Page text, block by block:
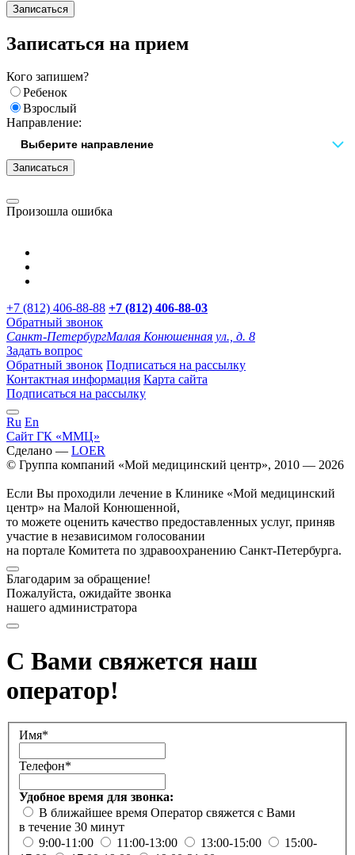
Записаться
Записаться на прием
Кого запишем?
Ребенок
Взрослый
Направление:
Записаться
Произошла ошибка
+7 (812) 406-88-88 +7 (812) 406-88-03
Обратный звонок
Санкт-ПетербургМалая Конюшенная ул., д. 8
Задать вопрос
Обратный звонок Подписаться на рассылку
Контактная информация Карта сайта
Подписаться на рассылку
Ru En
Сайт ГК «ММЦ»
Сделано — LOER
© Группа компаний «Мой медицинский центр», 2010 — 2026
Если Вы проходили лечение в Клинике «Мой медицинский
центр» на Малой Конюшенной,
то можете оценить качество предоставленных услуг, приняв
участие в независимом голосовании
на портале Комитета по здравоохранению Санкт-Петербурга.
Благодарим за обращение!
Пожалуйста, ожидайте звонка
нашего администратора
С Вами свяжется наш
оператор!
Имя*
Телефон*
Удобное время для звонка:
В ближайшее время Оператор свяжется с Вами
в течение 30 минут
9:00-11:00
11:00-13:00 13:00-15:00
15:00-